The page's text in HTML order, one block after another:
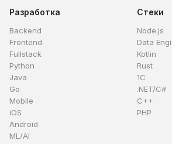
Разработка
Backend
Frontend
Fullstack
Python
Java
Go
Mobile
iOS
Android
ML/AI
Стеки
Node.js
Data
Kotlin
Rust
1C
.NET/C#
C++
PHP